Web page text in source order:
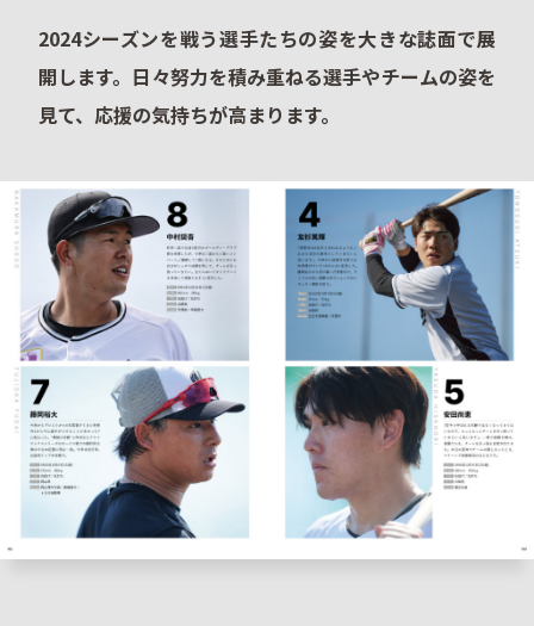
2024シーズンを戦う選手たちの姿を大きな誌面で展
開します。日々努力を積み重ねる選手やチームの姿を
見て、応援の気持ちが高まります。